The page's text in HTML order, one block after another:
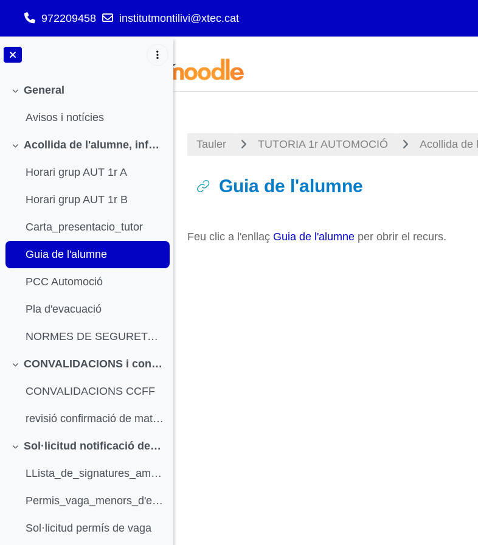
Ves al contingut principal
972209458 institutmontilivi@xtec.cat
Redueix
General
Avisos i notícies
Redueix
Acollida de l'alumne, informació general, HORARI GRUP
Horari grup AUT 1r A
Horari grup AUT 1r B
Carta_presentacio_tutor
Guia de l'alumne
PCC Automoció
Pla d'evacuació
NORMES DE SEGURETAT EN ELS TALLERS REPARACIÓ DE VEHICLES ELECTROMECÀNIC
Redueix
CONVALIDACIONS i confirmació de matrícula
CONVALIDACIONS CCFF
revisió confirmació de matrícula
Redueix
Sol·licitud notificació de vaga
LLista_de_signatures_amb_alumnes_adherits_a_la_vaga.
Permis_vaga_menors_d'edat
Sol·licitud permís de vaga
Tauler TUTORIA 1r AUTOMOCIÓ Acollida de
Guia de l'alumne
Feu clic a l'enllaç Guia de l'alumne per obrir el recurs.